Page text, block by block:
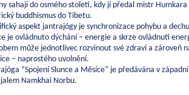
sahají do osmého století, kdy jí předal mistr
buddhismus do Tibetu.
aspekt jantrajógy je synchronizace pohybu a
je ovládnuto dýchání – energie a skrze ovládnutí
může jednotlivec rozvinout své zdraví a zároveň
– naprostého uvolnění.
“Spojení Slunce a Měsíce” je předávána v
Namkhai Norbu.